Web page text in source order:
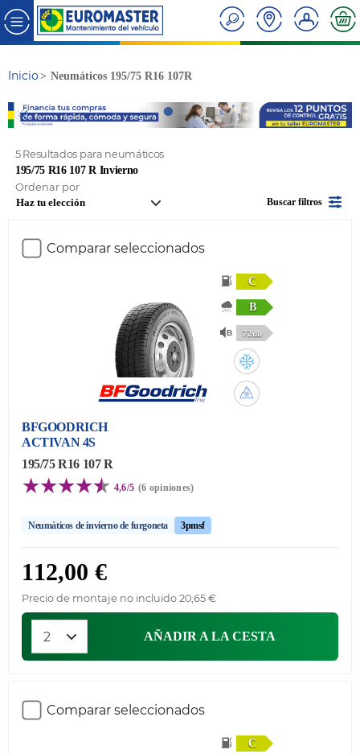
Inicio Neumáticos 195/75 R16 107R
5 Resultados para neumáticos
195/75 R16 107 R Invierno
Ordenar por
Buscar filtros
Comparar seleccionados
C
B
72db
BFGOODRICH
ACTIVAN 4S
195/75 R16 107 R
4,6/5 (6 opiniones)
Neumáticos de invierno de furgoneta 3pmsf
112,00 €
Precio de montaje no incluido 20,65 €
AÑADIR A LA CESTA
Comparar seleccionados
C